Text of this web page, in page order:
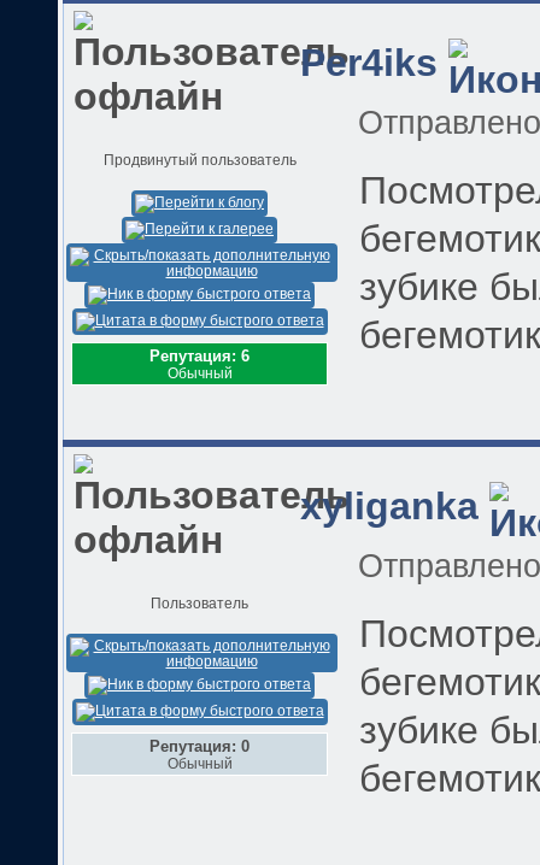
Per4iks
Продвинутый пользователь
Репутация: 6
Обычный
зубике
xyliganka
Пользователь
Репутация: 0
Обычный
зубике